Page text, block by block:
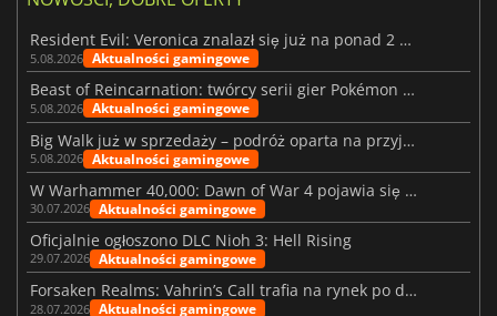
Resident Evil: Veronica znalazł się już na ponad 2 milionach list życzeń
5.08.2026 Aktualności gamingowe
Beast of Reincarnation: twórcy serii gier Pokémon wkraczają na nową ścieżkę
5.08.2026 Aktualności gamingowe
Big Walk już w sprzedaży – podróż oparta na przyjaźni
5.08.2026 Aktualności gamingowe
W Warhammer 40,000: Dawn of War 4 pojawia się frakcja Nekronów
30.07.2026 Aktualności gamingowe
Oficjalnie ogłoszono DLC Nioh 3: Hell Rising
29.07.2026 Aktualności gamingowe
Forsaken Realms: Vahrin’s Call trafia na rynek po dziesięciu latach prac
28.07.2026 Aktualności gamingowe